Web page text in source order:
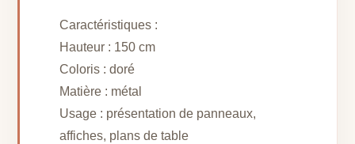
Caractéristiques :
Hauteur : 150 cm
Coloris : doré
Matière : métal
Usage : présentation de panneaux,
affiches, plans de table